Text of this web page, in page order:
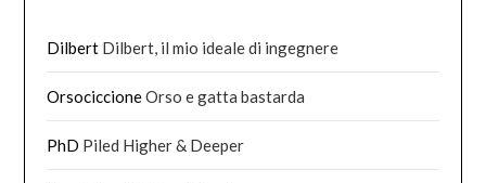
Dilbert Dilbert, il mio ideale di ingegnere
OrsociccioneOrso e gatta bastarda
PhD Piled Higher & Deeper